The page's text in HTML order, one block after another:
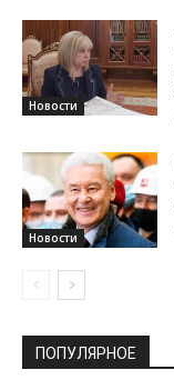
Новости
Новости
ПОПУЛЯРНОЕ